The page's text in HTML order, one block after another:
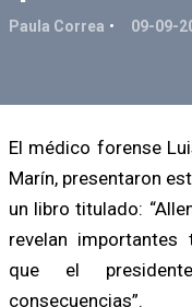
Paula Correa 09-09-
El médico forense
Marín, presentaron
un libro titulado:
revelan importantes
que el
consecuencias”.